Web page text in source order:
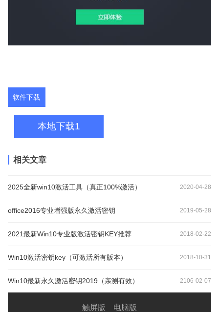
软件下载
本地下载1
相关文章
2025全新win10激活工具（真正100%激活） 2020-04-28
office2016专业增强版永久激活密钥 2019-05-28
2021最新Win10专业版激活密钥KEY推荐 2018-02-22
Win10激活密钥key（可激活所有版本） 2018-10-31
Win10最新永久激活密钥2019（亲测有效） 2106-02-07
触屏版 电脑版